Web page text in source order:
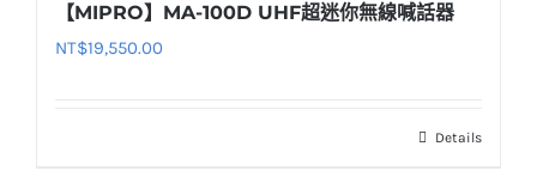
【MIPRO】MA-100D UHF超迷你無線喊話器
NT$19,550.00
Details